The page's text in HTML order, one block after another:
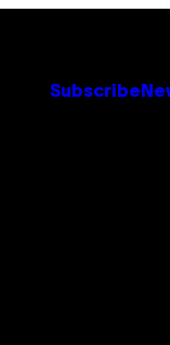
Subscribe